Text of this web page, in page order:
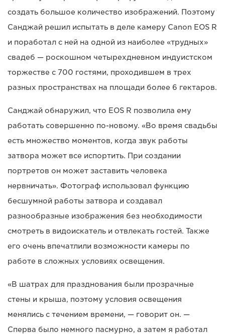
создать большое количество изображений. Поэтому
Санджай решил испытать в деле камеру Canon EOS R
и поработал с ней на одной из наиболее «трудных»
свадеб — роскошном четырехдневном индуистском
торжестве с 700 гостями, проходившем в трех
разных пространствах на площади более 6 гектаров.
Санджай обнаружил, что EOS R позволила ему
работать совершенно по-новому. «Во время свадьбы
есть множество моментов, когда звук работы
затвора может все испортить. При создании
портретов он может заставить человека
нервничать». Фотограф использовал функцию
бесшумной работы затвора и создавал
разнообразные изображения без необходимости
смотреть в видоискатель и отвлекать гостей. Также
его очень впечатлили возможности камеры по
работе в сложных условиях освещения.
«В шатрах для празднования были прозрачные
стены и крыша, поэтому условия освещения
менялись с течением времени, — говорит он. —
Сперва было немного пасмурно, а затем я работал